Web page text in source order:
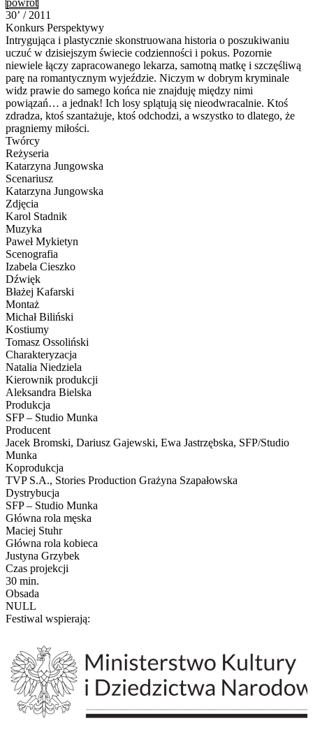
30’ / 2011
Konkurs Perspektywy
Intrygująca i plastycznie skonstruowana historia o poszukiwaniu
uczuć w dzisiejszym świecie codzienności i pokus. Pozornie
niewiele łączy zapracowanego lekarza, samotną matkę i szczęśliwą
parę na romantycznym wyjeździe. Niczym w dobrym kryminale
widz prawie do samego końca nie znajduję między nimi
powiązań… a jednak! Ich losy splątują się nieodwracalnie. Ktoś
zdradza, ktoś szantażuje, ktoś odchodzi, a wszystko to dlatego, że
pragniemy miłości.
Twórcy
Reżyseria
Katarzyna Jungowska
Scenariusz
Katarzyna Jungowska
Zdjęcia
Karol Stadnik
Muzyka
Paweł Mykietyn
Scenografia
Izabela Cieszko
Dźwięk
Błażej Kafarski
Montaż
Michał Biliński
Kostiumy
Tomasz Ossoliński
Charakteryzacja
Natalia Niedziela
Kierownik produkcji
Aleksandra Bielska
Produkcja
SFP – Studio Munka
Producent
Jacek Bromski, Dariusz Gajewski, Ewa Jastrzębska, SFP/Studio
Munka
Koprodukcja
TVP S.A., Stories Production Grażyna Szapałowska
Dystrybucja
SFP – Studio Munka
Główna rola męska
Maciej Stuhr
Główna rola kobieca
Justyna Grzybek
Czas projekcji
30 min.
Obsada
NULL
Festiwal wspierają: